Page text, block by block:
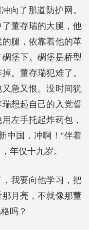
向了那道防护网。
董存瑞的大腿，他
腿，依靠着他的革
堡下。碉堡是桥型
。董存瑞犯难了。
急又恨。没时间犹
想起自己的入党誓
左手托起炸药包，
中国，冲啊！”伴着
年仅十九岁。
我要向他学习，把
月亮，不就像那董
吗？